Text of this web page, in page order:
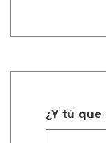
¿Y tú que